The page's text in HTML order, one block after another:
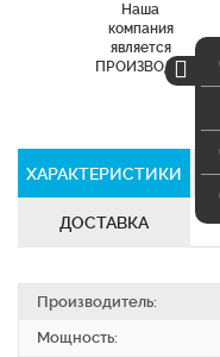
Наша
компания
является
ХАРАКТЕРИСТИКИ
ДОСТАВКА
Производитель:
Мощность: